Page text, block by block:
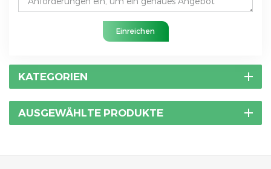
Einreichen
KATEGORIEN
AUSGEWÄHLTE PRODUKTE